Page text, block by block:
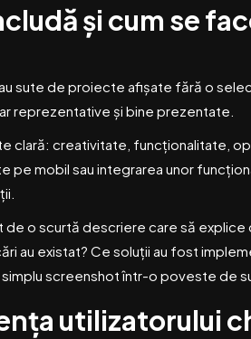
și cum se
sute de proiecte afișate fără o
reprezentative și bine prezentate.
clară: creativitate, funcționalitate,
pe mobil sau integrarea unor
o scurtă descriere care să explice
au existat? Ce soluții au fost
screenshot într-o poveste de
utilizatorului